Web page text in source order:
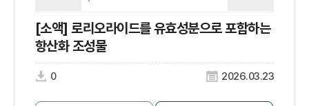
[소액] 로리오라이드를 유효성분으로 포함하는
항산화 조성물
0 2026.03.23